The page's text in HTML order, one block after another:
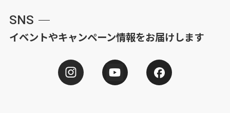
SNS
イベントやキャンペーン情報をお届けします